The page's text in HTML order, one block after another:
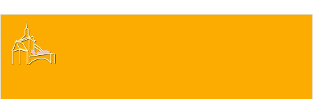
Inhalt